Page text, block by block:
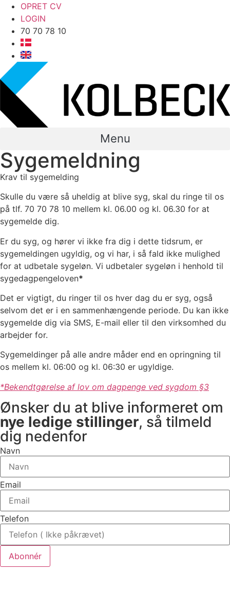
OPRET CV
LOGIN
70 70 78 10
Menu
Sygemeldning
Krav til sygemelding
Skulle du være så uheldig at blive syg, skal du ringe til os
på tlf. 70 70 78 10 mellem kl. 06.00 og kl. 06.30 for at
sygemelde dig.
Er du syg, og hører vi ikke fra dig i dette tidsrum, er
sygemeldingen ugyldig, og vi har, i så fald ikke mulighed
for at udbetale sygeløn. Vi udbetaler sygeløn i henhold til
sygedagpengeloven*
Det er vigtigt, du ringer til os hver dag du er syg, også
selvom det er i en sammenhængende periode. Du kan ikke
sygemelde dig via SMS, E-mail eller til den virksomhed du
arbejder for.
Sygemeldinger på alle andre måder end en opringning til
os mellem kl. 06:00 og kl. 06:30 er ugyldige.
*Bekendtgørelse af lov om dagpenge ved sygdom §3
Ønsker du at blive informeret om
nye ledige stillinger, så tilmeld
dig nedenfor
Navn
Email
Telefon
Abonnér